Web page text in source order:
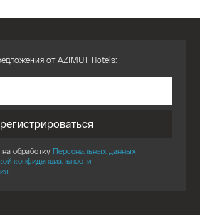
от AZIMUT Hotels:
обработку Персональных данных
конфиденциальности